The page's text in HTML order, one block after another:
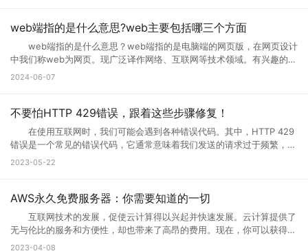
器。 4.你的IE浏览器缓存出错，请右键点击桌面IE浏览器，选择属
性，在常规页面里，点击删除文件这个按钮，选择全部删除，并且点击删
分代码没有完全下载就提示浏览器完毕，导致错误。 你可以多刷新，或
者换一个网速比较好的时候访问(前提是这个网站是个大网站，不会出现
问题2) 6.qq空间目前在升级5.0版本，会出现一点小问题..请不用担
心，到10月份更新完毕后,所有问题都会解决的。 以上就是遇到页面
网站问题，也有可能只是网站正在升级，升级也是为了更好的保证用户访
问以及使用体验。当然也是为了安全性能，服务器软件功能会随着版本的
更新而提升。当现有的网站功能不能满足访问需求的时候也会及时升级提
或网络连接引起的。这意味着您只能为自己的网络连接做些有限的调整，
但无法修复网关响应错误。 二、错误代码502的可能原因 1、上
游服务器返回的响应无效或不完整 当请求通过代理服务器到达上游服
务器时，服务器有时会出现响应故障。这可能是因为服务器正在忙于处理
请求，或者因为出现其他问题造成了响应不完整。如果代理服务器无法从
上游服务器获取完整的响应，则表现为502错误代码。 2、代理服务
未正确配置，则会导致出现502错误。如果代理服务器或网关未得到正确
配置，将无法正常地从上游服务器获取响应。 3、网络连接问题
果您的互联网连接出现问题或受到网络中断的干扰，则可能导致您的请求
无法成功连接到代理服务器或网关，这会导致错误代码502的出现。
三、如何解决错误代码502 1、刷新页面 首先尝试刷新网页。因
为502错误代码可能是由临时问题引起的，例如超载的服务器或墙壁上的
您的网络连接是否正常。您可以尝试与其他网站进行通信，以确定问题是
否出现在本地网络连接中。如果您的其他网站可以工作，但一个特定的网
站不起作用，那么很可能是这个网站出现了502错误。 3、清除浏览
小编一起来详细了解下吧! 网页升级访问是什么意思? 所谓的网页
升级访问，就是用户们正在访问的网页正在进行升级，暂时不可能进行访
问等操作，一般来说互联网的网页使用过程中会出现各种问题的，网页建
设者们会通过升级访问提升网页的流畅度，让大家后续访问过程中更加顺
畅。 网页升级访问升级原因 1、 每个网站的站长都是希望把自己
的网站做大做强的，当网站的流量高了以后网站的后台服务器可能无法接
纳大量的网友访问，这时候就需要升级网站了，升级以接纳更多的网友访
问网站。 2、 网站营运一段时间后，由于网络技术的发展以及网络服
务器环境的改变，原网页可能出现兼容性、功能与用户体验上的缺陷，为
了更长远的发展就需要升级访问页面了。 3、 现在的网络发展很快，
网站的设计与服务器安全的水平可能还停留在比较老的水平，页面的升级
对于网站优化：网站进行META标记优化,W3C标准优化,搜索引擎优化等
合理优化操作，使网站在页面的布局、结构与内容方面都对用户与搜索引
站的安全与维护：页面安全方面的升级能有效的防止黑客入侵，造成网站
破坏，数据损坏，商业机密泄露，客户资料丢失等损失;页面升级对于内
容更新调整，网页X信息清理，网络速度提升等网站维护操作;定期检查企
web端指的是什么意思?web主要包括哪三个方面
web端指的是什么意思？web端指的是电脑端的网页版，在网页设计
中我们称web为网页。现广泛译作网络、互联网等技术领域。有兴趣的小
伙伴赶紧跟着小编一起学习下。 web端指的是什么意思？ “Web
各种类型的应用程序或服务，包括网页应用、在线商店、社交媒体平台、
电子邮件客户端等。 这些应用程序或服务通过Web浏览器（如
Google Chrome、Mozilla Firefox、Microsoft Edge等）在用户的计算
机或移动设备上运行。Web端的优势之一是它的跨平台性，因为用户只需
要一个支持Web浏览器的设备即可访问和使用。 这意味着无论是在桌
面电脑、笔记本电脑、平板电脑还是智能手机上，只需打开浏览器并输入
相应的Web地址，用户即可访问Web应用程序或服务。 相比于传统的
本地应用程序，Web端的应用程序不需要在用户设备上安装，而是通过互
联网直接提供服务。这使得Web端应用程序的更新和维护更加方便，用户
可以享受到实时的功能更新和改进。 web主要包括哪三个方面？
Web主要包括三个方面，分别是结构（Structure）、表现
2024-06-07
不要怕HTTP 429错误，跟着这些步骤修复！
在使用互联网时，我们可能会遇到各种错误代码。其中，HTTP 429
错误是一个常见的错误代码，它通常意味着我们发送的请求过于频繁，服
务器无法响应。那么你知道什么是HTTP 429错误?HTTP 429错误如何修
户端发送的请求次数过于频繁。这种错误通常发生在需要进行频繁请求的
应用程序中，例如网站爬虫、API调用等。 在HTTP请求中，服务器会
返回一个状态码，用于表示请求的结果。HTTP 429错误对应的状态码是
429。当客户端发送的请求超过服务器限制时，服务器就会返回这个状态
2023-05-22
AWS永久免费服务器：你需要知道的一切
互联网技术的发展，促使云计算得以兴起并快速发展。云计算提供了
无与伦比的服务和方便性，却也带来了高昂的费用。现在，你可以获得一
些AWS永久免费服务器，使你能够在开发和测试新的应用程序时节省不少
2023-04-08